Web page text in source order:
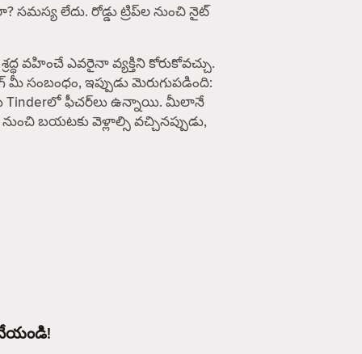
సమస్య లేదు. రోడ్డు ట్రిప్‌ల నుంచి నైట్
ఎవరైనా వ్యక్తిని కోరుకోవచ్చు.
ఇప్పుడు మెరుగుపడింది:
Tinderలో ఫీచర్‌లు ఉన్నాయి. మీలానే
బయటకు వెళ్లాల్సి వచ్చినప్పుడు,
చేయండి!